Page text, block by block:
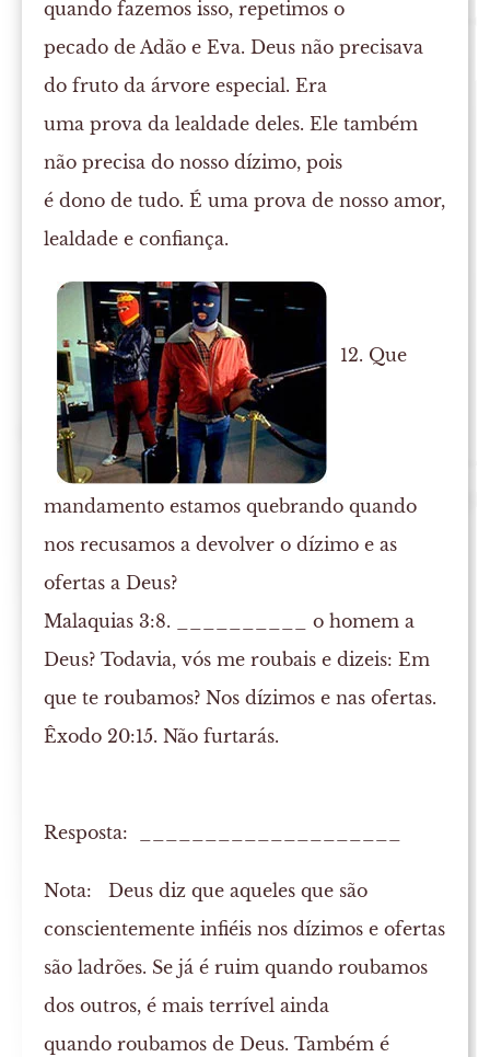
quando fazemos isso, repetimos o
pecado de Adão e Eva. Deus não precisava
do fruto da árvore especial. Era
uma prova da lealdade deles. Ele também
não precisa do nosso dízimo, pois
é dono de tudo. É uma prova de nosso amor,
lealdade e confiança.
12. Que
mandamento estamos quebrando quando
nos recusamos a devolver o dízimo e as
ofertas a Deus?
Malaquias 3:8. __________ o homem a
Deus? Todavia, vós me roubais e dizeis: Em
que te roubamos? Nos dízimos e nas ofertas.
Êxodo 20:15. Não furtarás.
Resposta: ____________________
Nota: Deus diz que aqueles que são
conscientemente infiéis nos dízimos e ofertas
são ladrões. Se já é ruim quando roubamos
dos outros, é mais terrível ainda
quando roubamos de Deus. Também é